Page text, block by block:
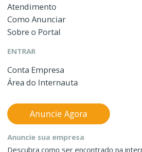
Atendimento
Como Anunciar
Sobre o Portal
ENTRAR
Conta Empresa
Área do Internauta
Anuncie sua empresa
Descubra como ser encontrado na
Anuncie Agora